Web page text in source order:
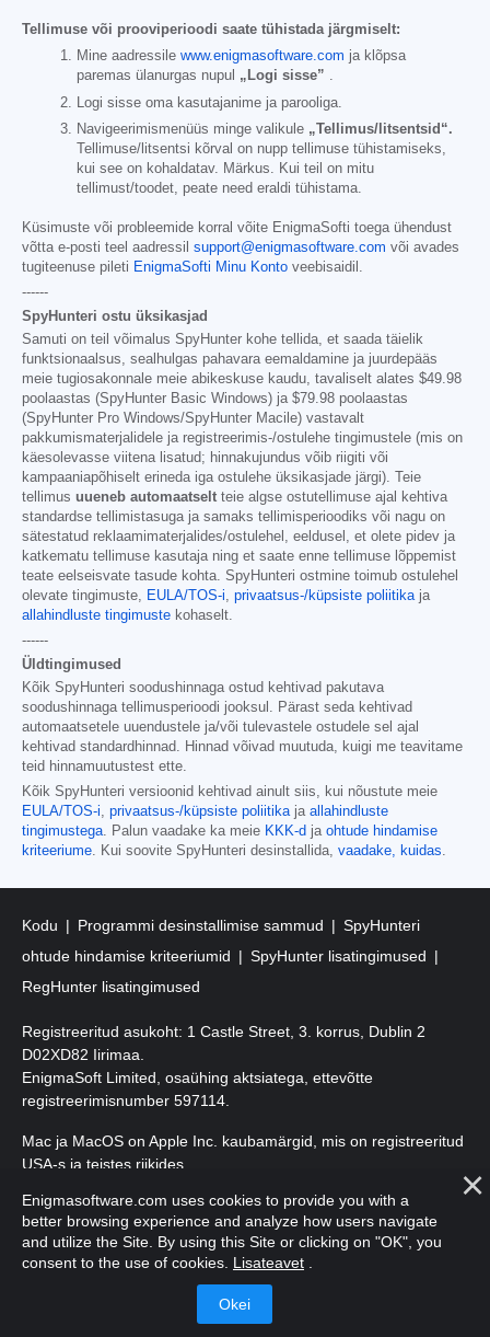
Tellimuse või prooviperioodi saate tühistada järgmiselt:
Mine aadressile www.enigmasoftware.com ja klõpsa
paremas ülanurgas nupul „Logi sisse” .
Logi sisse oma kasutajanime ja parooliga.
Navigeerimismenüüs minge valikule „Tellimus/litsentsid“.
Tellimuse/litsentsi kõrval on nupp tellimuse tühistamiseks,
kui see on kohaldatav. Märkus. Kui teil on mitu
tellimust/toodet, peate need eraldi tühistama.
Küsimuste või probleemide korral võite EnigmaSofti toega ühendust
võtta e-posti teel aadressil support@enigmasoftware.com või avades
tugiteenuse pileti EnigmaSofti Minu Konto veebisaidil.
------
SpyHunteri ostu üksikasjad
Samuti on teil võimalus SpyHunter kohe tellida, et saada täielik
funktsionaalsus, sealhulgas pahavara eemaldamine ja juurdepääs
meie tugiosakonnale meie abikeskuse kaudu, tavaliselt alates $49.98
poolaastas (SpyHunter Basic Windows) ja $79.98 poolaastas
(SpyHunter Pro Windows/SpyHunter Macile) vastavalt
pakkumismaterjalidele ja registreerimis-/ostulehe tingimustele (mis on
käesolevasse viitena lisatud; hinnakujundus võib riigiti või
kampaaniapõhiselt erineda iga ostulehe üksikasjade järgi). Teie
tellimus uueneb automaatselt teie algse ostutellimuse ajal kehtiva
standardse tellimistasuga ja samaks tellimisperioodiks või nagu on
sätestatud reklaamimaterjalides/ostulehel, eeldusel, et olete pidev ja
katkematu tellimuse kasutaja ning et saate enne tellimuse lõppemist
teate eelseisvate tasude kohta. SpyHunteri ostmine toimub ostulehel
olevate tingimuste,
EULA/TOS-i privaatsus-/küpsiste poliitika ja
allahindluste tingimuste kohaselt.
------
Üldtingimused
Kõik SpyHunteri soodushinnaga ostud kehtivad pakutava
soodushinnaga tellimusperioodi jooksul. Pärast seda kehtivad
automaatsetele uuendustele ja/või tulevastele ostudele sel ajal
kehtivad standardhinnad. Hinnad võivad muutuda, kuigi me teavitame
teid hinnamuutustest ette.
Kõik SpyHunteri versioonid kehtivad ainult siis, kui nõustute meie
EULA/TOS-i
privaatsus-/küpsiste poliitika ja allahindluste
tingimustega . Palun vaadake ka meie KKK-d ja ohtude hindamise
kriteeriume . Kui soovite SpyHunteri desinstallida, vaadake, kuidas
Kodu Programmi desinstallimise sammud
SpyHunteri
ohtude hindamise kriteeriumid
SpyHunter lisatingimused
RegHunter lisatingimused
Registreeritud asukoht: 1 Castle Street, 3. korrus, Dublin 2
D02XD82 Iirimaa.
EnigmaSoft Limited, osaühing aktsiatega, ettevõtte
registreerimisnumber 597114.
Mac ja MacOS on Apple Inc. kaubamärgid, mis on registreeritud
USA-s ja teistes riikides.
Autoriõigus 2016-2026. EnigmaSoft Ltd. Kõik õigused kaitstud.
Enigmasoftware.com uses cookies to provide you with a
better browsing experience and analyze how users navigate
and utilize the Site. By using this Site or clicking on "OK", you
consent to the use of cookies. Lisateavet